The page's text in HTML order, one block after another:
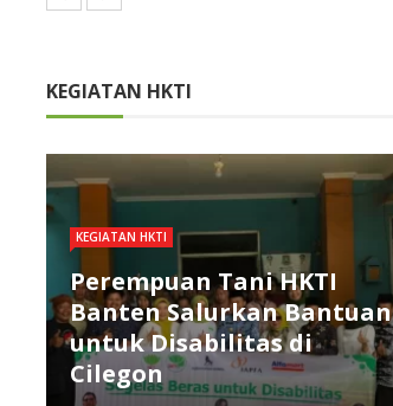
KEGIATAN HKTI
KEGIATAN HKTI
Perempuan Tani HKTI
Banten Salurkan Bantuan
untuk Disabilitas di
Cilegon